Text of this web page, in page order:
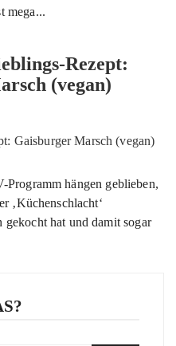
mega...
Rezept:
(vegan)
‚Küchenschlacht‘
gekocht hat und damit sogar